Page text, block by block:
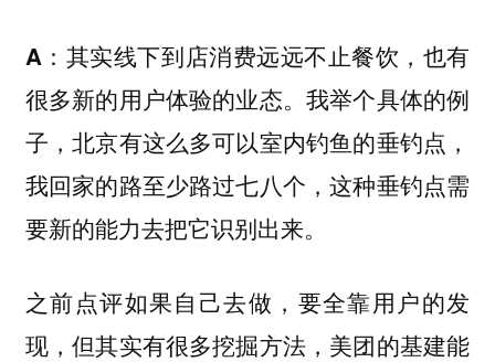
A： 其实线下到店消费远远不止餐饮，也有
很多新的用户体验的业态。我举个具体的例
子，北京有这么多可以室内钓鱼的垂钓点，
我回家的路至少路过七八个，这种垂钓点需
要新的能力去把它识别出来。
之前点评如果自己去做，要全靠用户的发
现，但其实有很多挖掘方法，美团的基建能